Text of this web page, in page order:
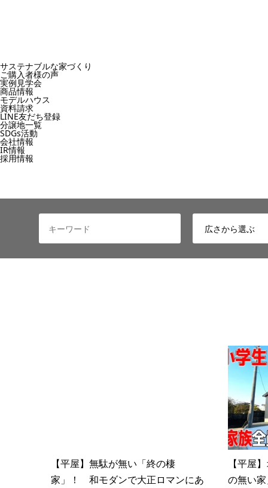
サステナブルな家づくり
ご購入者様の声
実例見学会
商品情報
モデルハウス
資料請求
LINE友だち登録
分譲地一覧
SDGs活動
会社情報
IR情報
採用情報
【平屋】無駄が無い「終の棲
家」！ 和モダンで大正ロマンにあ
【平屋
の無い